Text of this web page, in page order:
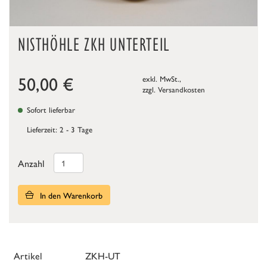
NISTHÖHLE ZKH UNTERTEIL
50,00 €
exkl. MwSt.,
zzgl. Versandkosten
Sofort lieferbar
Lieferzeit: 2 - 3 Tage
Anzahl
In den Warenkorb
Artikel ZKH-UT